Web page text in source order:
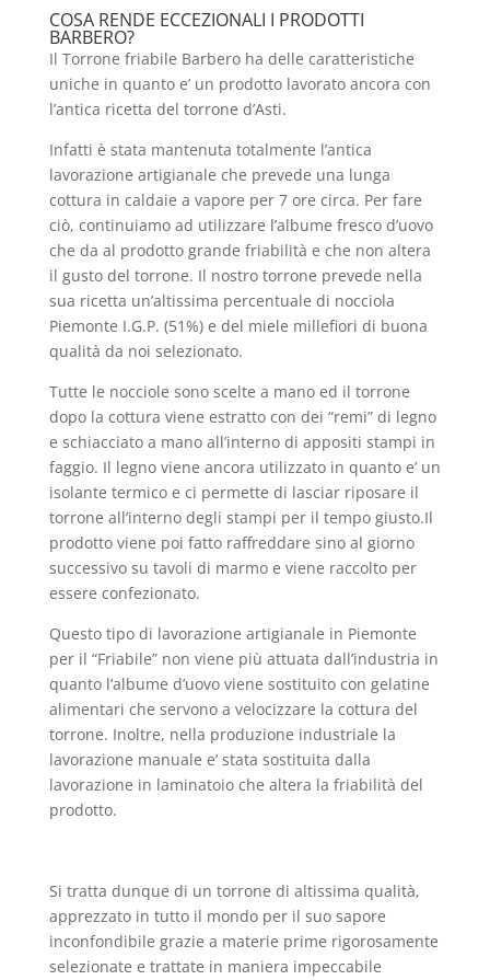
COSA RENDE ECCEZIONALI I PRODOTTI
BARBERO?
Il Torrone friabile Barbero ha delle caratteristiche
uniche in quanto e’ un prodotto lavorato ancora con
l’antica ricetta del torrone d’Asti.
Infatti è stata mantenuta totalmente l’antica
lavorazione artigianale che prevede una lunga
cottura in caldaie a vapore per 7 ore circa. Per fare
ciò, continuiamo ad utilizzare l’albume fresco d’uovo
che da al prodotto grande friabilità e che non altera
il gusto del torrone. Il nostro torrone prevede nella
sua ricetta un’altissima percentuale di nocciola
Piemonte I.G.P. (51%) e del miele millefiori di buona
qualità da noi selezionato.
Tutte le nocciole sono scelte a mano ed il torrone
dopo la cottura viene estratto con dei “remi” di legno
e schiacciato a mano all’interno di appositi stampi in
faggio. Il legno viene ancora utilizzato in quanto e’ un
isolante termico e ci permette di lasciar riposare il
torrone all’interno degli stampi per il tempo giusto.Il
prodotto viene poi fatto raffreddare sino al giorno
successivo su tavoli di marmo e viene raccolto per
essere confezionato.
Questo tipo di lavorazione artigianale in Piemonte
per il “Friabile” non viene più attuata dall’industria in
quanto l’albume d’uovo viene sostituito con gelatine
alimentari che servono a velocizzare la cottura del
torrone. Inoltre, nella produzione industriale la
lavorazione manuale e’ stata sostituita dalla
lavorazione in laminatoio che altera la friabilità del
prodotto.
Si tratta dunque di un torrone di altissima qualità,
apprezzato in tutto il mondo per il suo sapore
inconfondibile grazie a materie prime rigorosamente
selezionate e trattate in maniera impeccabile